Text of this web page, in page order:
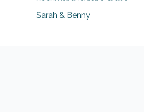
Sarah & Benny